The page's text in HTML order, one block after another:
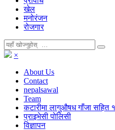
खेल
मनोरंजन
रोजगार
×
About Us
Contact
nepalsawal
Team
कटारीमा लागुऔषध गाँजा सहित
प्राइभेसी पोलिसी
विज्ञापन